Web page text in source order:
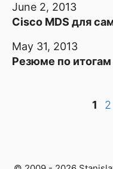
June 2, 2013
Cisco MDS для
May 31, 2013
Резюме по итогам
1 2